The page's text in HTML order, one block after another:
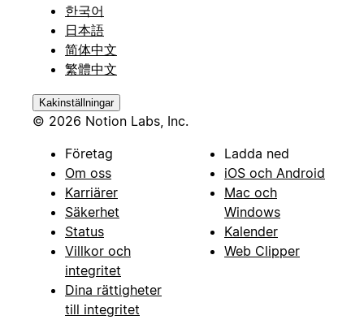
한국어
日本語
简体中文
繁體中文
Kakinställningar
© 2026 Notion Labs, Inc.
Företag
Om oss
Karriärer
Säkerhet
Status
Villkor och
integritet
Dina rättigheter
till integritet
Ladda ned
iOS och Android
Mac och
Windows
Kalender
Web Clipper